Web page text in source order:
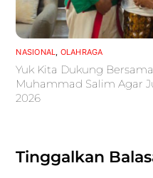
NASIONAL, OLAHRAGA
Yuk Kita Dukung
Muhammad Salim Agar
2026
Tinggalkan